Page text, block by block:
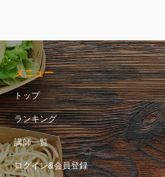
メニュー
トップ
ランキング
講師一覧
ログイン&会員登録